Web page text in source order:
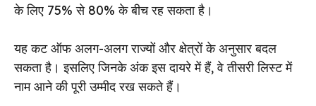
के लिए 75% से 80% के बीच रह सकता है।
यह कट ऑफ अलग-अलग राज्यों और क्षेत्रों के अनुसार बदल
सकता है। इसलिए जिनके अंक इस दायरे में हैं, वे तीसरी लिस्ट में
नाम आने की पूरी उम्मीद रख सकते हैं।